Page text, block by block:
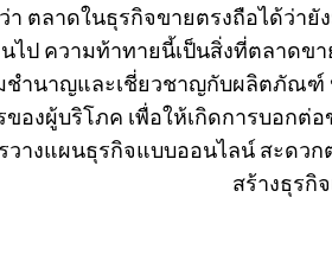
า ตลาดในธุรกิจขายตรงถือได้ว่
ป ความท้าทายนี้เป็นสิ่งที่ตลาดข
นาญและเชี่ยวชาญกับผลิตภัณฑ์
องผู้บริโภค เพื่อให้เกิดการบอก
วางแผนธุรกิจแบบออนไลน์ สะดว
สร้างธุรกิ